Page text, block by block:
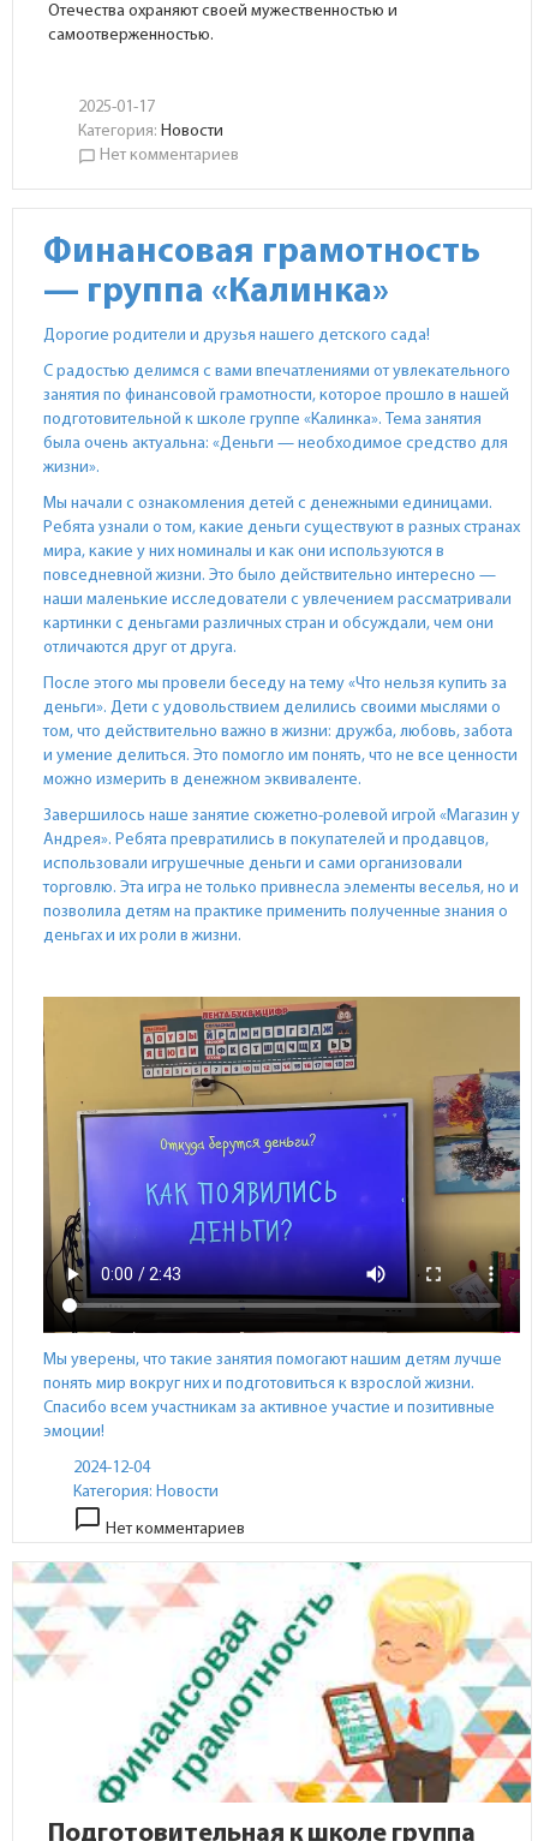
Отечества охраняют своей мужественностью и
самоотверженностью.
2025-01-17
Категория: Новости
chat_bubble_outline Нет комментариев
Финансовая грамотность
— группа «Калинка»
Дорогие родители и друзья нашего детского сада!
С радостью делимся с вами впечатлениями от увлекательного
занятия по финансовой грамотности, которое прошло в нашей
подготовительной к школе группе «Калинка». Тема занятия
была очень актуальна: «Деньги — необходимое средство для
жизни».
Мы начали с ознакомления детей с денежными единицами.
Ребята узнали о том, какие деньги существуют в разных странах
мира, какие у них номиналы и как они используются в
повседневной жизни. Это было действительно интересно —
наши маленькие исследователи с увлечением рассматривали
картинки с деньгами различных стран и обсуждали, чем они
отличаются друг от друга.
После этого мы провели беседу на тему «Что нельзя купить за
деньги». Дети с удовольствием делились своими мыслями о
том, что действительно важно в жизни: дружба, любовь, забота
и умение делиться. Это помогло им понять, что не все ценности
можно измерить в денежном эквиваленте.
Завершилось наше занятие сюжетно-ролевой игрой «Магазин у
Андрея». Ребята превратились в покупателей и продавцов,
использовали игрушечные деньги и сами организовали
торговлю. Эта игра не только привнесла элементы веселья, но и
позволила детям на практике применить полученные знания о
деньгах и их роли в жизни.
Мы уверены, что такие занятия помогают нашим детям лучше
понять мир вокруг них и подготовиться к взрослой жизни.
Спасибо всем участникам за активное участие и позитивные
эмоции!
2024-12-04
Категория: Новости
chat_bubble_outline Нет комментариев
Подготовительная к школе группа